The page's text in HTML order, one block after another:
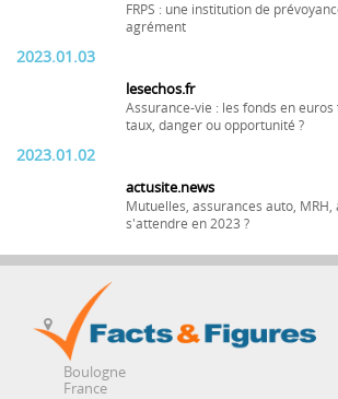
FRPS : une institution de
agrément
2023.01.03
lesechos.fr
Assurance-vie : les fonds en euros
taux, danger ou opportunité ?
2023.01.02
actusite.news
Mutuelles, assurances auto, MRH,
s'attendre en 2023 ?
Boulogne
France